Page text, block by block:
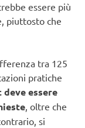
essere più
piuttosto che
tra 125
pratiche
deve essere
, oltre che
si